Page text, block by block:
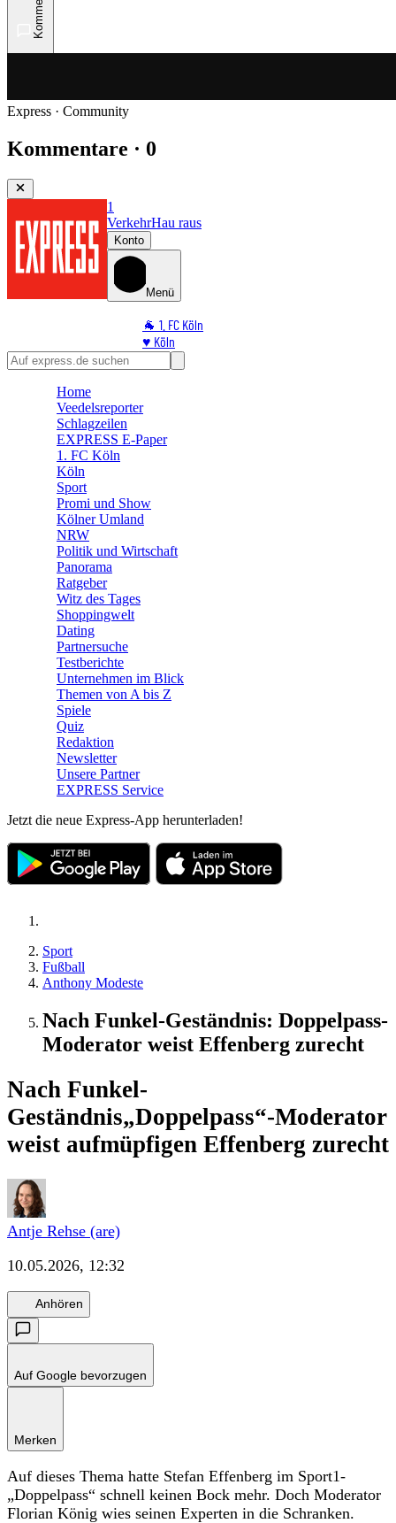
Express · Community
Kommentare · 0
1
VerkehrHau raus
Konto
Menü
🐐 1. FC Köln
♥️ Köln
⭐ Promi
🛒 Shoppingwelt
Home
Veedelsreporter
Schlagzeilen
EXPRESS E-Paper
1. FC Köln
Köln
Sport
Promi und Show
Kölner Umland
NRW
Politik und Wirtschaft
Panorama
Ratgeber
Witz des Tages
Shoppingwelt
Dating
Partnersuche
Testberichte
Unternehmen im Blick
Themen von A bis Z
Spiele
Quiz
Redaktion
Newsletter
Unsere Partner
EXPRESS Service
Jetzt die neue Express-App herunterladen!
Sport
Fußball
Anthony Modeste
Nach Funkel-Geständnis: Doppelpass-
Moderator weist Effenberg zurecht
Nach Funkel-
Geständnis„Doppelpass“-Moderator
weist aufmüpfigen Effenberg zurecht
Antje Rehse (are)
10.05.2026, 12:32
Anhören
Auf Google bevorzugen
Merken
Auf dieses Thema hatte Stefan Effenberg im Sport1-
„Doppelpass“ schnell keinen Bock mehr. Doch Moderator
Florian König wies seinen Experten in die Schranken.